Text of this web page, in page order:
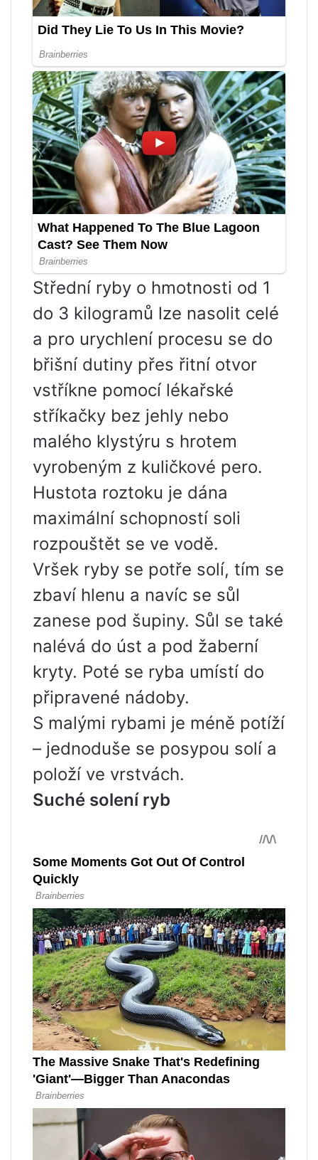
Střední ryby o hmotnosti od 1
do 3 kilogramů lze nasolit celé
a pro urychlení procesu se do
břišní dutiny přes řitní otvor
vstříkne pomocí lékařské
stříkačky bez jehly nebo
malého klystýru s hrotem
vyrobeným z kuličkové pero.
Hustota roztoku je dána
maximální schopností soli
rozpouštět se ve vodě.
Vršek ryby se potře solí, tím se
zbaví hlenu a navíc se sůl
zanese pod šupiny. Sůl se také
nalévá do úst a pod žaberní
kryty. Poté se ryba umístí do
připravené nádoby.
S malými rybami je méně potíží
– jednoduše se posypou solí a
položí ve vrstvách.
Suché solení ryb